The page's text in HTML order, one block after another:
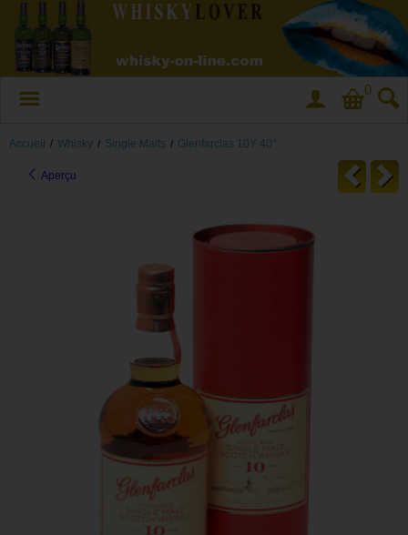
0
Accueil / Whisky / Single Malts / Glenfarclas 10Y 40°
Aperçu